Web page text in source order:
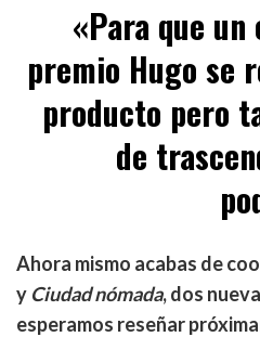
«Para que un
premio Hugo se
producto pero
de
Ahora mismo acabas de
y Ciudad nómada, dos
esperamos reseñar